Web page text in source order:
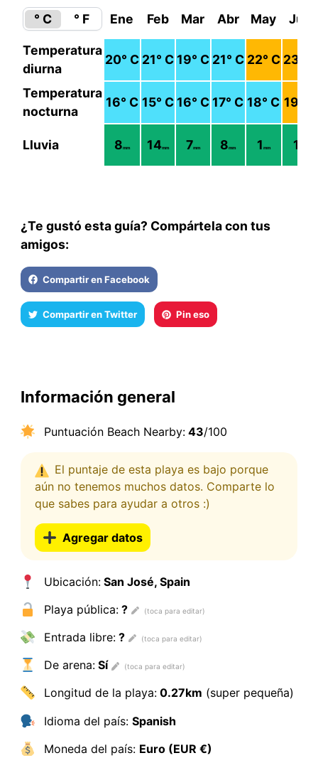
° C ° F Ene Feb Mar Abr May Jun
Temperatura
diurna
20° C 21° C 19° C 21° C 22° C 23
Temperatura
nocturna
16° C 15° C 16° C 17° C 18° C 19
Lluvia 8mm 14mm 7mm 8mm 1 mm 1
¿Te gustó esta guía? Compártela con tus
amigos:
Compartir en Facebook
Compartir en Twitter Pin eso
Información general
Puntuación Beach Nearby:43/100
El puntaje de esta playa es bajo porque
aún no tenemos muchos datos. Comparte lo
que sabes para ayudar a otros :)
Agregar datos
Ubicación:San José, Spain
Playa pública:?
Entrada libre:?
De arena:Sí
Longitud de la playa:0.27km (super pequeña)
Idioma del país: Spanish
Moneda del país: Euro (EUR €)